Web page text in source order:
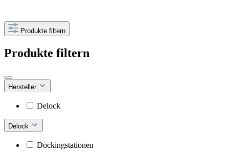
Produkte filtern
Produkte filtern
Hersteller
Delock
Delock
Dockingstationen